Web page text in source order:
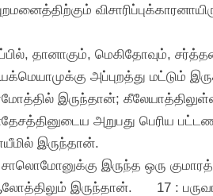
தானாகும், மெகிதோவும்,
அப்புறத்து மட்டும்
இருந்தான்;
அறுபது பெரிய
இருந்தான்.
இருந்த ஒரு
இருந்தான்.
17 :